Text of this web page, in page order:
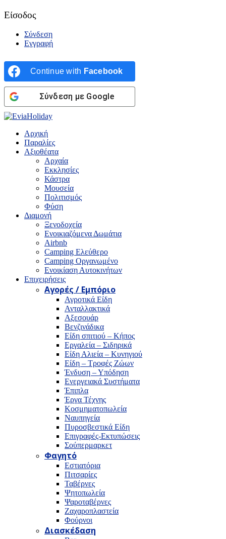
Είσοδος
Σύνδεση
Εγγραφή
Continue with Facebook
Σύνδεση με Google
Αρχική
Παραλίες
Αξιοθέατα
Αρχαία
Εκκλησίες
Κάστρα
Μουσεία
Πολιτισμός
Φύση
Διαμονή
Ξενοδοχεία
Ενοικιαζόμενα Δωμάτια
Airbnb
Camping Ελεύθερο
Camping Οργανωμένο
Ενοικίαση Αυτοκινήτων
Επιχειρήσεις
Αγορές / Εμπόριο
Αγροτικά Είδη
Ανταλλακτικά
Αξεσουάρ
Βενζινάδικα
Είδη σπιτιού – Κήπος
Εργαλεία – Σιδηρικά
Είδη Αλιεία – Κυνηγιού
Είδη – Τροφές Ζώων
Ένδυση – Υπόδηση
Ενεργειακά Συστήματα
Έπιπλα
Έργα Τέχνης
Κοσμηματοπωλεία
Ναυπηγεία
Πυροσβεστικά Είδη
Επιγραφές-Εκτυπώσεις
Σούπερμαρκετ
Φαγητό
Εστιατόρια
Πιτσαρίες
Ταβέρνες
Ψητοπωλεία
Ψαροταβέρνες
Ζαχαροπλαστεία
Φούρνοι
Διασκέδαση